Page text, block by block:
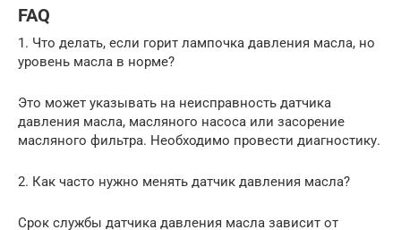
FAQ
1. Что делать, если горит лампочка давления масла, но
уровень масла в норме?
Это может указывать на неисправность датчика
давления масла, масляного насоса или засорение
масляного фильтра. Необходимо провести диагностику.
2. Как часто нужно менять датчик давления масла?
Срок службы датчика давления масла зависит от